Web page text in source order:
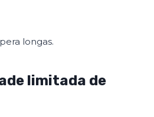
longas.
limitada de